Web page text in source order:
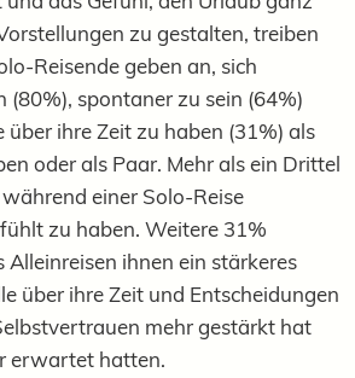
zu gestalten, treiben
Reisende geben an, sich
(80%), spontaner zu sein (64%)
über ihre Zeit zu haben (31%) als
oder als Paar. Mehr als ein Drittel
einer Solo-Reise
zu haben. Weitere 31%
Alleinreisen ihnen ein stärkeres
über ihre Zeit und Entscheidungen
mehr gestärkt hat
erwartet hatten.